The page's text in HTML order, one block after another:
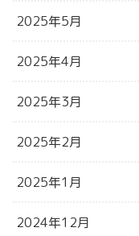
2025年5月
2025年4月
2025年3月
2025年2月
2025年1月
2024年12月